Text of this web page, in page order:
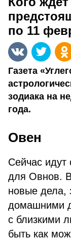
по 11
Газета
зодиака на
года.
Овен
Сейчас
для Овнов. В
новые дела,
домашними
с близкими
быть как